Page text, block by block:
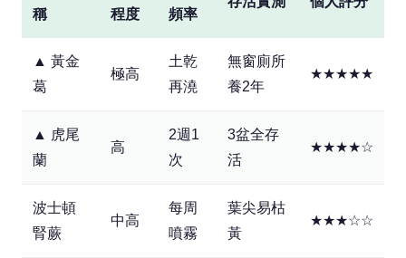
稱
程度
頻率
▲ 黃金
葛
極高
土乾
再澆
無窗廁所
養2年
★★★★★
▲ 虎尾
蘭
高
2週1
次
3盆全存
活
★★★★☆
波士頓
腎蕨
中高
每周
噴霧
葉尖易枯
黃
★★★☆☆